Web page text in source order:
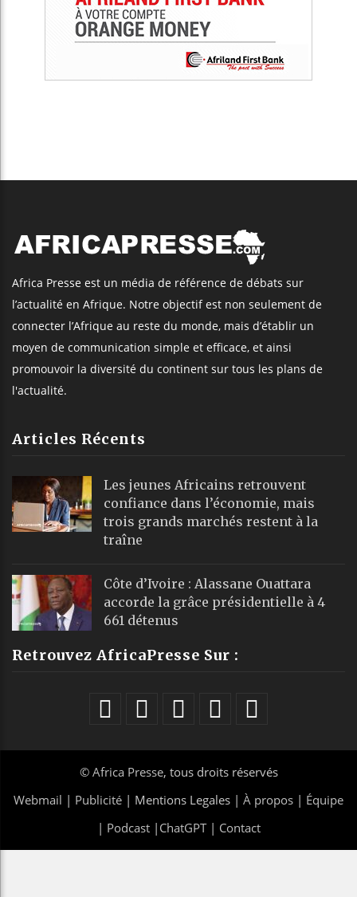
Africa Presse est un média de référence de débats sur
l’actualité en Afrique. Notre objectif est non seulement de
connecter l’Afrique au reste du monde, mais d’établir un
moyen de communication simple et efficace, et ainsi
promouvoir la diversité du continent sur tous les plans de
l'actualité.
Articles Récents
Les jeunes Africains retrouvent
confiance dans l’économie, mais
trois grands marchés restent à la
traîne
Côte d’Ivoire : Alassane Ouattara
accorde la grâce présidentielle à 4
661 détenus
Retrouvez AfricaPresse Sur :
© Africa Presse, tous droits réservés
Webmail | Publicité | Mentions Legales | À propos | Équipe
| Podcast| ChatGPT| Contact